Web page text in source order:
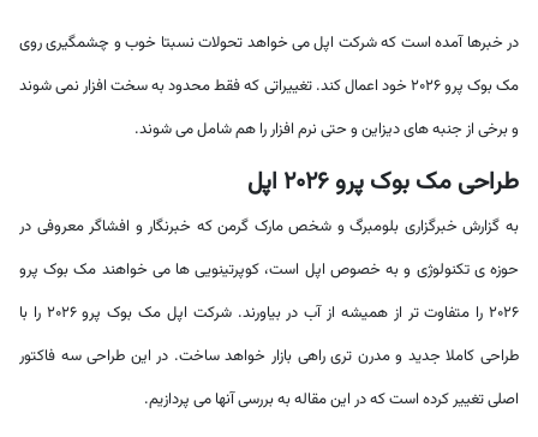
در خبرها آمده است که شرکت اپل می خواهد تحولات نسبتا خوب و چشمگیری روی
مک بوک پرو 2026 خود اعمال کند. تغییراتی که فقط محدود به سخت افزار نمی شوند
و برخی از جنبه های دیزاین و حتی نرم افزار را هم شامل می شوند.
طراحی مک بوک پرو 2026 اپل
به گزارش خبرگزاری بلومبرگ و شخص مارک گرمن که خبرنگار و افشاگر معروفی در
حوزه ی تکنولوژی و به خصوص اپل است، کوپرتینویی ها می خواهند مک بوک پرو
2026 را متفاوت تر از همیشه از آب در بیاورند. شرکت اپل مک بوک پرو 2026 را با
طراحی کاملا جدید و مدرن تری راهی بازار خواهد ساخت. در این طراحی سه فاکتور
اصلی تغییر کرده است که در این مقاله به بررسی آنها می پردازیم.